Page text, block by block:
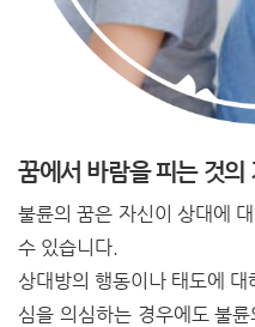
꿈에서 바람을 피는 것의
불륜의 꿈은 자신이 상대에
수 있습니다.
상대방의 행동이나 태도에
심을 의심하는 경우에도 불